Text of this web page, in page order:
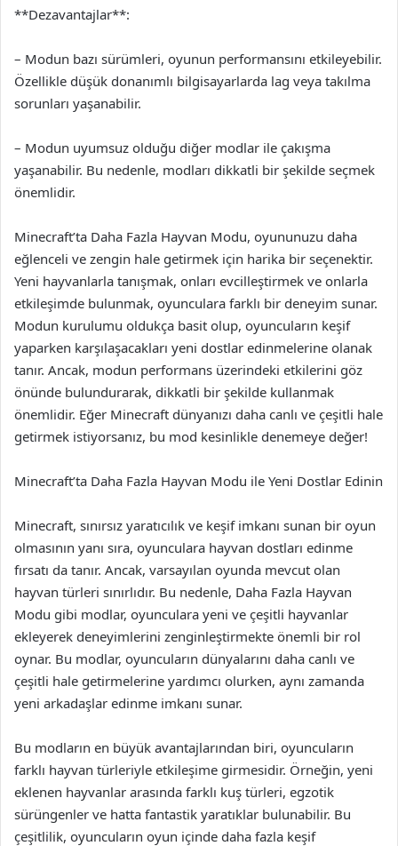
**Dezavantajlar**:
– Modun bazı sürümleri, oyunun performansını etkileyebilir.
Özellikle düşük donanımlı bilgisayarlarda lag veya takılma
sorunları yaşanabilir.
– Modun uyumsuz olduğu diğer modlar ile çakışma
yaşanabilir. Bu nedenle, modları dikkatli bir şekilde seçmek
önemlidir.
Minecraft’ta Daha Fazla Hayvan Modu, oyununuzu daha
eğlenceli ve zengin hale getirmek için harika bir seçenektir.
Yeni hayvanlarla tanışmak, onları evcilleştirmek ve onlarla
etkileşimde bulunmak, oyunculara farklı bir deneyim sunar.
Modun kurulumu oldukça basit olup, oyuncuların keşif
yaparken karşılaşacakları yeni dostlar edinmelerine olanak
tanır. Ancak, modun performans üzerindeki etkilerini göz
önünde bulundurarak, dikkatli bir şekilde kullanmak
önemlidir. Eğer Minecraft dünyanızı daha canlı ve çeşitli hale
getirmek istiyorsanız, bu mod kesinlikle denemeye değer!
Minecraft’ta Daha Fazla Hayvan Modu ile Yeni Dostlar Edinin
Minecraft, sınırsız yaratıcılık ve keşif imkanı sunan bir oyun
olmasının yanı sıra, oyunculara hayvan dostları edinme
fırsatı da tanır. Ancak, varsayılan oyunda mevcut olan
hayvan türleri sınırlıdır. Bu nedenle, Daha Fazla Hayvan
Modu gibi modlar, oyunculara yeni ve çeşitli hayvanlar
ekleyerek deneyimlerini zenginleştirmekte önemli bir rol
oynar. Bu modlar, oyuncuların dünyalarını daha canlı ve
çeşitli hale getirmelerine yardımcı olurken, aynı zamanda
yeni arkadaşlar edinme imkanı sunar.
Bu modların en büyük avantajlarından biri, oyuncuların
farklı hayvan türleriyle etkileşime girmesidir. Örneğin, yeni
eklenen hayvanlar arasında farklı kuş türleri, egzotik
sürüngenler ve hatta fantastik yaratıklar bulunabilir. Bu
çeşitlilik, oyuncuların oyun içinde daha fazla keşif